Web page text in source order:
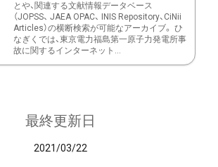
とや、関連する文献情報データベース
（JOPSS、 JAEA OPAC、 INIS Repository、CiNii
Articles）の横断検索が可能なアーカイブ。 ひ
なぎくでは、東京電力福島第一原子力発電所事
故に関するインターネット...
最終更新日
2021/03/22